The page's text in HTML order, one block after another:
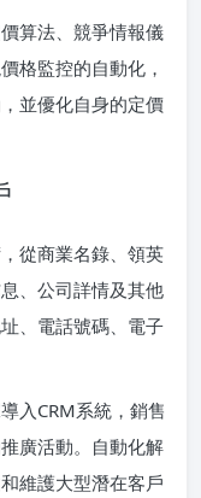
算法、競爭情報儀
格監控的自動化，
並優化自身的定價
從商業名錄、領英
、公司詳情及其他
、電話號碼、電子
入CRM系統，銷售
廣活動。自動化解
維護大型潛在客戶